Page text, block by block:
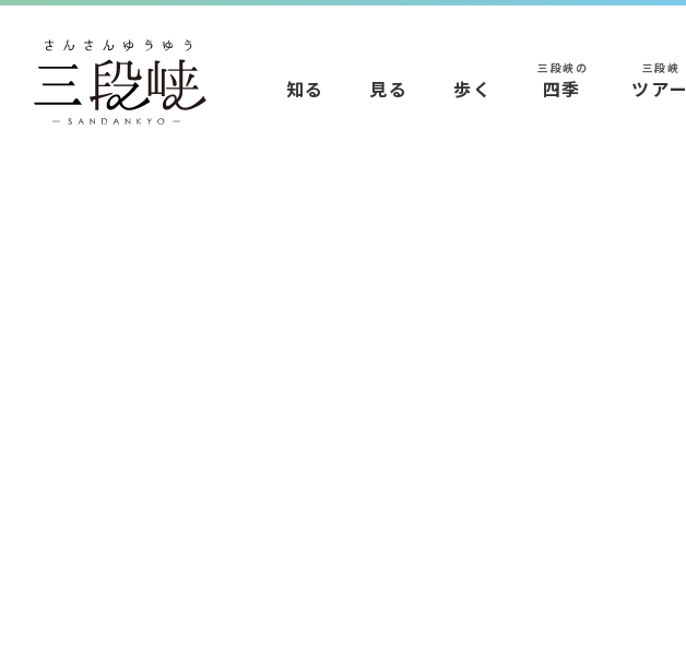
知る 見る 歩く
三段峡の
四季
三段峡
ツアー